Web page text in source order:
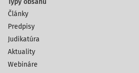
Typy obsahu
Články
Predpisy
Judikatúra
Aktuality
Webináre